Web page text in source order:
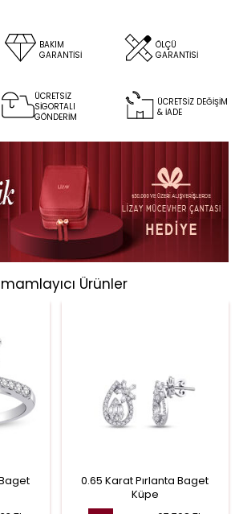
BAKIM
GARANTİSİ
ÖLÇÜ
GARANTİSİ
ÜCRETSİZ
SİGORTALI
GÖNDERİM
ÜCRETSİZ DEĞİŞİM
& İADE
Ürünler
0.65 Karat Pırlanta Baget
Küpe